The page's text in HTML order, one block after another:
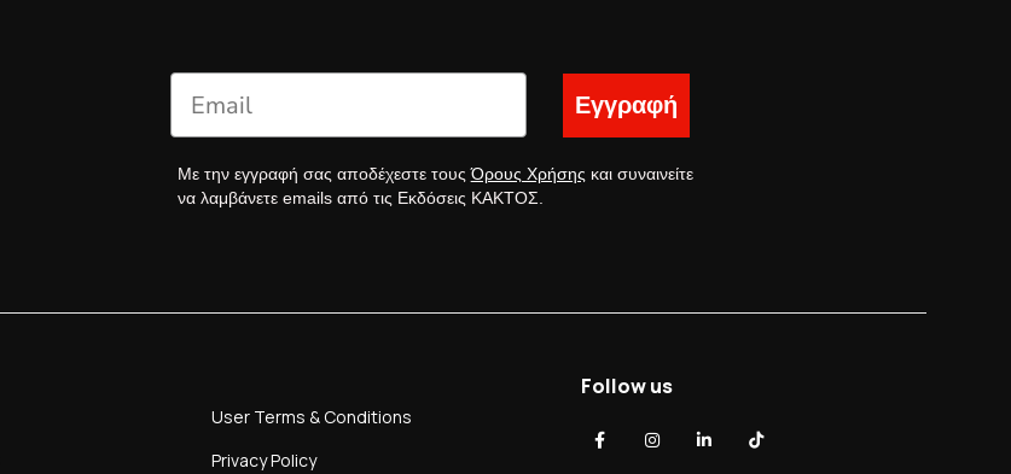
Εγγραφή
Με την εγγραφή σας αποδέχεστε τουςΌρους Χρήσης και συναινείτε
να λαμβάνετε emails από τις Εκδόσεις ΚΑΚΤΟΣ.
User Terms & Conditions
Privacy Policy
Follow us